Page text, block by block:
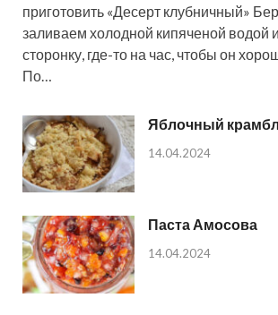
приготовить «Десерт клубничный»
заливаем холодной кипяченой водой
сторонку, где-то на час, чтобы он
По…
Яблочный крамбл
14.04.2024
Паста Амосова
14.04.2024